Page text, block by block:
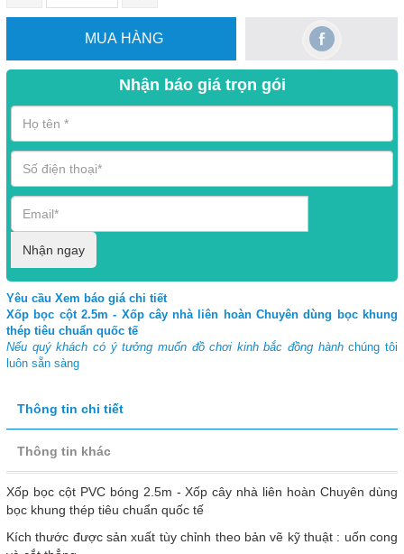
MUA HÀNG
Nhận báo giá trọn gói
Nhận ngay
Yêu cầu Xem báo giá chi tiết
Xốp bọc cột 2.5m - Xốp cây nhà liên hoàn Chuyên dùng bọc khung
thép tiêu chuẩn quốc tế
Nếu quý khách có ý tưởng muốn đồ chơi kinh bắc đồng hànhchúng tôi
luôn sẵn sàng
Thông tin chi tiết
Thông tin khác
Xốp bọc cột PVC bóng 2.5m - Xốp cây nhà liên hoàn Chuyên dùng
bọc khung thép tiêu chuẩn quốc tế
Kích thước được sản xuất tùy chỉnh theo bản vẽ kỹ thuật : uốn cong